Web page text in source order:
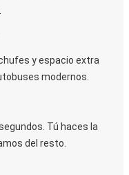
y espacio extra
modernos.
Tú haces la
del resto.